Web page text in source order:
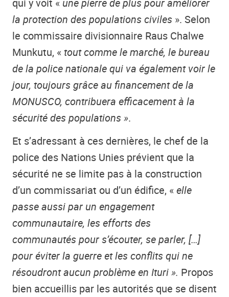
qui y voit « une pierre de plus pour améliorer
la protection des populations civiles ». Selon
le commissaire divisionnaire Raus Chalwe
Munkutu, «tout comme le marché, le bureau
de la police nationale qui va également voir le
jour, toujours grâce au financement de la
MONUSCO, contribuera efficacement à la
sécurité des populations ».
Et s’adressant à ces dernières, le chef de la
police des Nations Unies prévient que la
sécurité ne se limite pas à la construction
d’un commissariat ou d’un édifice, «elle
passe aussi par un engagement
communautaire, les efforts des
communautés pour s’écouter, se parler, […]
pour éviter la guerre et les conflits qui ne
résoudront aucun problème en Ituri ». Propos
bien accueillis par les autorités que se disent